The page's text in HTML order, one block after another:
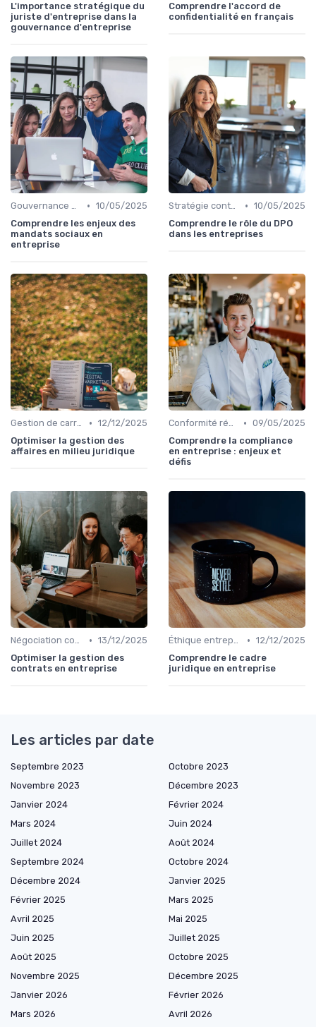
L'importance stratégique du
juriste d'entreprise dans la
gouvernance d'entreprise
Comprendre l'accord de
confidentialité en français
Gouvernance d'entreprise • 10/05/2025
Comprendre les enjeux des
mandats sociaux en
entreprise
Stratégie contentieuse • 10/05/2025
Comprendre le rôle du DPO
dans les entreprises
Gestion de carrière • 12/12/2025
Optimiser la gestion des
affaires en milieu juridique
Conformité réglementaire • 09/05/2025
Comprendre la compliance
en entreprise : enjeux et
défis
Négociation contrats • 13/12/2025
Optimiser la gestion des
contrats en entreprise
Éthique entreprise • 12/12/2025
Comprendre le cadre
juridique en entreprise
Les articles par date
Septembre 2023
Octobre 2023
Novembre 2023
Décembre 2023
Janvier 2024
Février 2024
Mars 2024
Juin 2024
Juillet 2024
Août 2024
Septembre 2024
Octobre 2024
Décembre 2024
Janvier 2025
Février 2025
Mars 2025
Avril 2025
Mai 2025
Juin 2025
Juillet 2025
Août 2025
Octobre 2025
Novembre 2025
Décembre 2025
Janvier 2026
Février 2026
Mars 2026
Avril 2026